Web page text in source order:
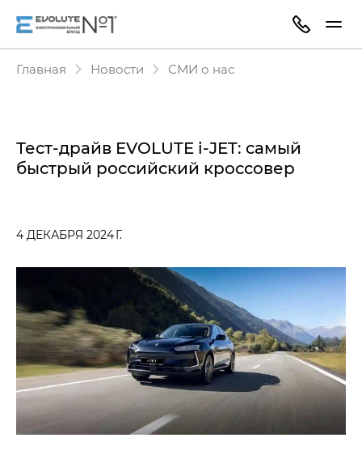
Главная Новости СМИ о нас
Тест-драйв EVOLUTE i‑JET: самый
быстрый российский кроссовер
4 ДЕКАБРЯ 2024 Г.